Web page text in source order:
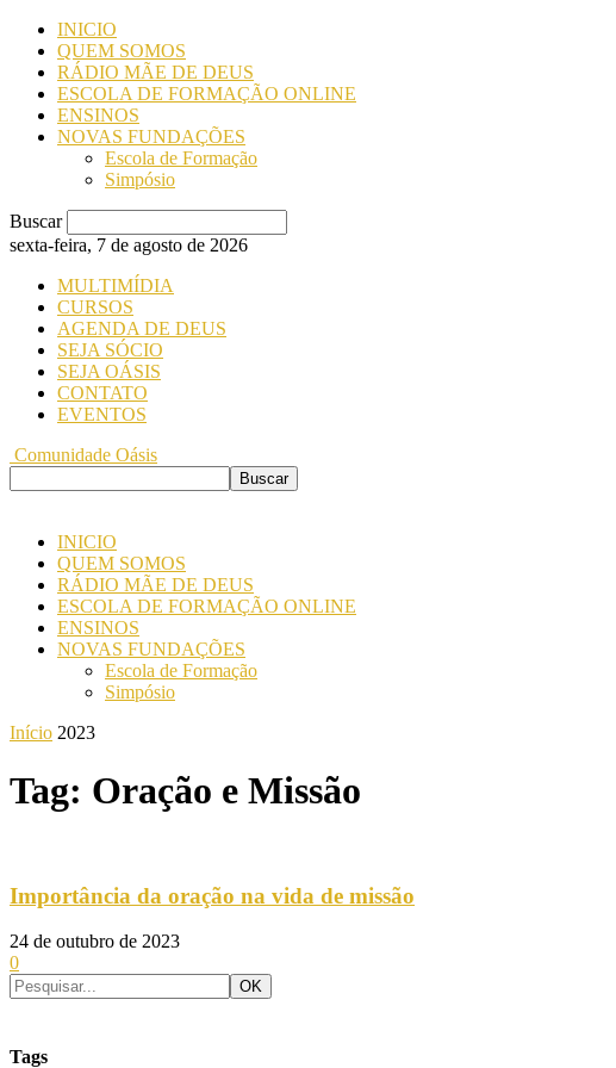
INICIO
QUEM SOMOS
RÁDIO MÃE DE DEUS
ESCOLA DE FORMAÇÃO ONLINE
ENSINOS
NOVAS FUNDAÇÕES
Escola de Formação
Simpósio
Buscar
sexta-feira, 7 de agosto de 2026
MULTIMÍDIA
CURSOS
AGENDA DE DEUS
SEJA SÓCIO
SEJA OÁSIS
CONTATO
EVENTOS
Comunidade Oásis
INICIO
QUEM SOMOS
RÁDIO MÃE DE DEUS
ESCOLA DE FORMAÇÃO ONLINE
ENSINOS
NOVAS FUNDAÇÕES
Escola de Formação
Simpósio
Início 2023
Tag: Oração e Missão
Importância da oração na vida de missão
24 de outubro de 2023
0
Tags